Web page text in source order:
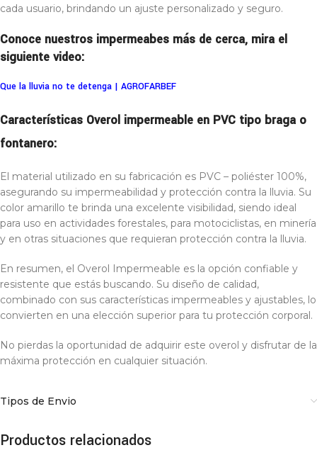
cada usuario, brindando un ajuste personalizado y seguro.
Conoce nuestros impermeabes más de cerca, mira el
siguiente video:
Que la lluvia no te detenga | AGROFARBEF
Características Overol impermeable en PVC tipo braga o
fontanero:
El material utilizado en su fabricación es PVC – poliéster 100%,
asegurando su impermeabilidad y protección contra la lluvia. Su
color amarillo te brinda una excelente visibilidad, siendo ideal
para uso en actividades forestales, para motociclistas, en minería
y en otras situaciones que requieran protección contra la lluvia.
En resumen, el Overol Impermeable es la opción confiable y
resistente que estás buscando. Su diseño de calidad,
combinado con sus características impermeables y ajustables, lo
convierten en una elección superior para tu protección corporal.
No pierdas la oportunidad de adquirir este overol y disfrutar de la
máxima protección en cualquier situación.
Tipos de Envio
Productos relacionados